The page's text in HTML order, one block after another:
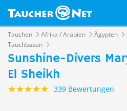
Tauchen Afrika / Arabien Ägypten
Tauchbasen
Sunshine-Divers
El Sheikh
339 Bewertungen